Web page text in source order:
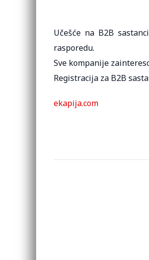
Učešće na B2B
rasporedu.
Sve kompanije
Registracija za B2B
ekapija.com